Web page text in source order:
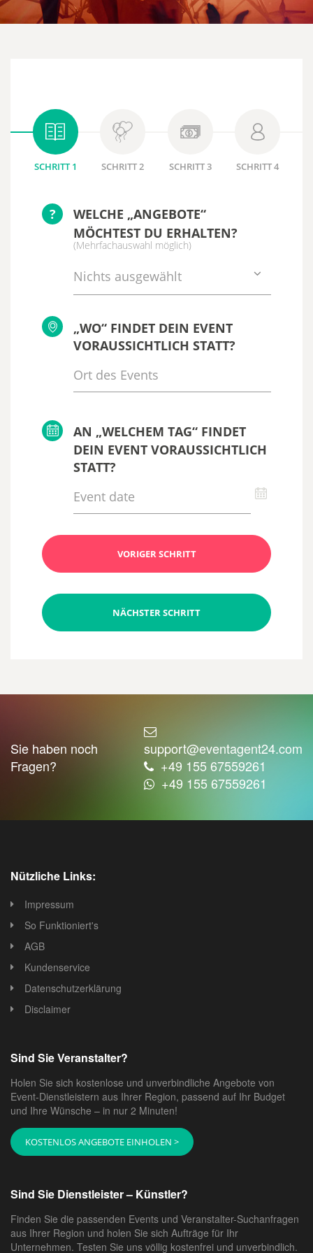
SCHRITT 1 SCHRITT 2 SCHRITT 3 SCHRITT 4
?
WELCHE „ANGEBOTE“
MÖCHTEST DU ERHALTEN?
(Mehrfachauswahl möglich)
Nichts ausgewählt
„WO“ FINDET DEIN EVENT
VORAUSSICHTLICH STATT?
AN „WELCHEM TAG“ FINDET
DEIN EVENT VORAUSSICHTLICH
STATT?
VORIGER SCHRITT
NÄCHSTER SCHRITT
Sie haben noch
Fragen?
support@eventagent24.com
+49 155 67559261
+49 155 67559261
Nützliche Links:
Impressum
So Funktioniert's
AGB
Kundenservice
Datenschutzerklärung
Disclaimer
Sind Sie Veranstalter?
Holen Sie sich kostenlose und unverbindliche Angebote von
Event-Dienstleistern aus Ihrer Region, passend auf Ihr Budget
und Ihre Wünsche – in nur 2 Minuten!
KOSTENLOS ANGEBOTE EINHOLEN >
Sind Sie Dienstleister – Künstler?
Finden Sie die passenden Events und Veranstalter-Suchanfragen
aus Ihrer Region und holen Sie sich Aufträge für Ihr
Unternehmen. Testen Sie uns völlig kostenfrei und unverbindlich.